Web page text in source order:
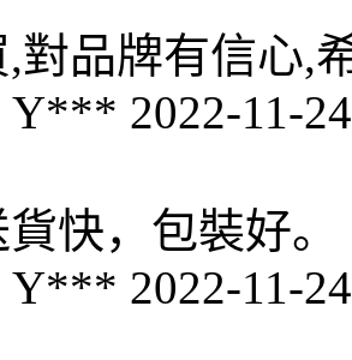
對品牌有信心,
Y*** 2022-11-24
快，包裝好。
Y*** 2022-11-24